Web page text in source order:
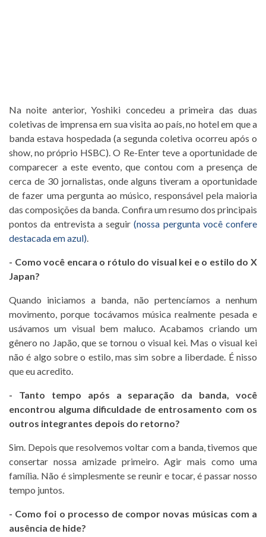
Na noite anterior, Yoshiki concedeu a primeira das duas
coletivas de imprensa em sua visita ao país, no hotel em que a
banda estava hospedada (a segunda coletiva ocorreu após o
show, no próprio HSBC). O Re-Enter teve a oportunidade de
comparecer a este evento, que contou com a presença de
cerca de 30 jornalistas, onde alguns tiveram a oportunidade
de fazer uma pergunta ao músico, responsável pela maioria
das composições da banda. Confira um resumo dos principais
pontos da entrevista a seguir(nossa perguntavocê confere
destacada em azul).
- Como você encara o rótulo do visual kei e o estilo do X
Japan?
Quando iniciamos a banda, não pertencíamos a nenhum
movimento, porque tocávamos música realmente pesada e
usávamos um visual bem maluco. Acabamos criando um
gênero no Japão, que se tornou o visual kei. Mas o visual kei
não é algo sobre o estilo, mas sim sobre a liberdade. É nisso
que eu acredito.
- Tanto tempo após a separação da banda, você
encontrou alguma dificuldade de entrosamento com os
outros integrantes depois do retorno?
Sim. Depois que resolvemos voltar com a banda, tivemos que
consertar nossa amizade primeiro. Agir mais como uma
família. Não é simplesmente se reunir e tocar, é passar nosso
tempo juntos.
- Como foi o processo de compor novas músicas com a
ausência de hide?